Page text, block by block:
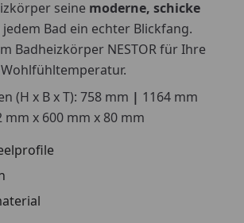
seine moderne, schicke
Bad ein echter Blickfang.
Badheizkörper NESTOR für Ihre
(H x B x T): 758 mm | 1164 mm
mm x 600 mm x 80 mm